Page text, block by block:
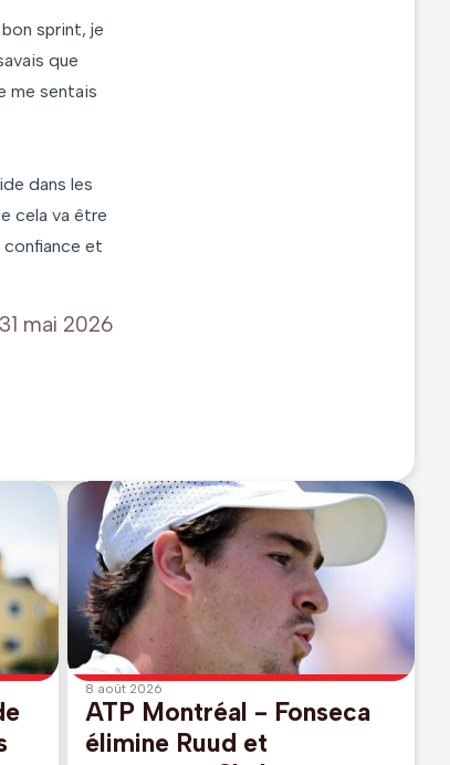
sprint, je
que
me sentais
dans les
cela va être
confiance et
31 mai 2026
8 août 2026
ATP Montréal - Fonseca
élimine Ruud et